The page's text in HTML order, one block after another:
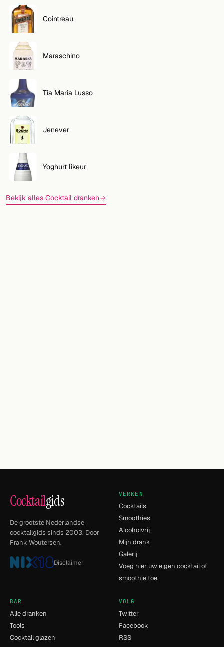
Cointreau
Maraschino
Tia Maria Lusso
Jenever
Yoghurt likeur
Bekijk alles Cocktail dranken
Cocktailgids
De grootste Nederlandse
cocktailgids sinds 2003. Door
Frank Woutersen.
Disclaimer
VERKEN
Cocktails
Smoothies
Alcoholvrij
Mijn drank
Galerij
Voeg hier uw eigen cocktail of
smoothie toe.
BAR
Alle dranken
Tools
Cocktail glazen
VOLG
Twitter
Facebook
RSS